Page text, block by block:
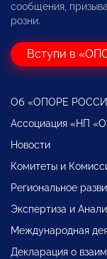
сообщения,
розни.
Вступи в
Об «ОПОРЕ
Ассоциация «НП
Новости
Комитеты и
Региональное
Экспертиза и
Международная
Декларация о